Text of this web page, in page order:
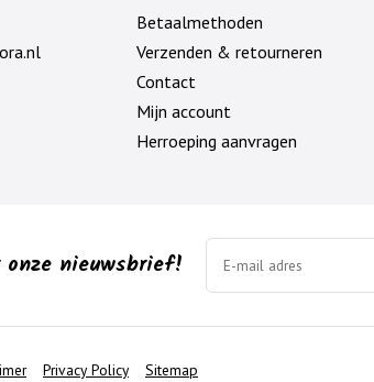
Betaalmethoden
Verzenden & retourneren
Contact
Mijn account
Herroeping aanvragen
nieuwsbrief!
Privacy Policy Sitemap